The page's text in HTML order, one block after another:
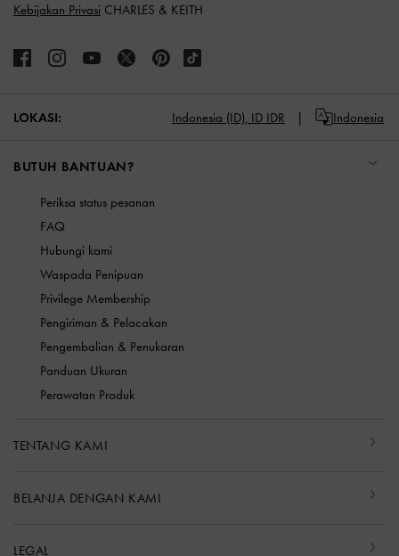
Kebijakan Privasi CHARLES & KEITH
LOKASI: Indonesia (ID), ID IDR Indonesia
BUTUH BANTUAN?
Periksa status pesanan
FAQ
Hubungi kami
Waspada Penipuan
Privilege Membership
Pengiriman & Pelacakan
Pengembalian & Penukaran
Panduan Ukuran
Perawatan Produk
TENTANG KAMI
BELANJA DENGAN KAMI
LEGAL